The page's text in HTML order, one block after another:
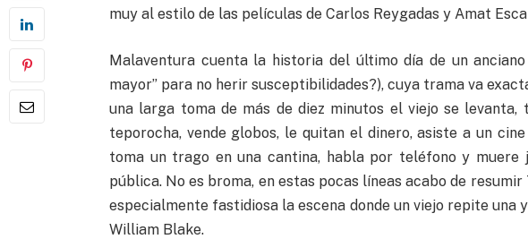
muy al estilo de las películas de Carlos Reygadas y Amat
Malaventura cuenta la historia del último día de un anciano
mayor” para no herir susceptibilidades?), cuya trama va
una larga toma de más de diez minutos el viejo se
teporocha, vende globos, le quitan el dinero, asiste a un
toma un trago en una cantina, habla por teléfono y
pública. No es broma, en estas pocas líneas acabo de
especialmente fastidiosa la escena donde un viejo repite una
William Blake.